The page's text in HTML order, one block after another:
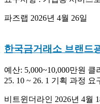
파즈랩 2026년 4월 26일
한국금거래소 브랜드
예산: 5,000~10,000만원
25. 10 ~ 26. 1 기획 과정
비트윈더라인 2026년 4월